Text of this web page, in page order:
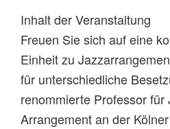
Inhalt der Veranstaltung
Freuen Sie sich auf eine
Einheit zu
für unterschiedliche
renommierte Professor für
Arrangement an der